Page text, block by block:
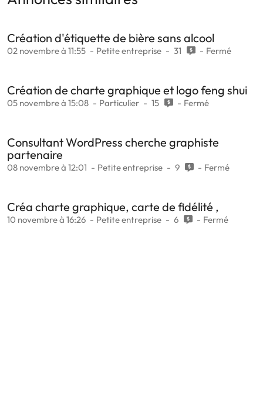
Création d'étiquette de bière sans alcool
02 novembre à 11:55 Petite entreprise 31 Fermé
Création de charte graphique et logo feng shui
05 novembre à 15:08 Particulier 15 Fermé
Consultant WordPress cherche graphiste
partenaire
08 novembre à 12:01 Petite entreprise 9 Fermé
Créa charte graphique, carte de fidélité ,
10 novembre à 16:26 Petite entreprise 6 Fermé